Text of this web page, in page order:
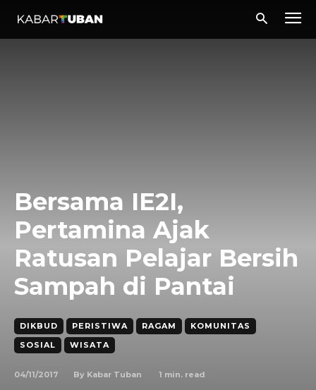
Bersama IE2I,
Pertamina Ajak
Ratusan Pelajar Bersih
Sampah di Pantai
DIKBUD PERISTIWA RAGAM
KOMUNITAS
SOSIAL
WISATA
04/11/2017 By Kabar Tuban 1 min. read